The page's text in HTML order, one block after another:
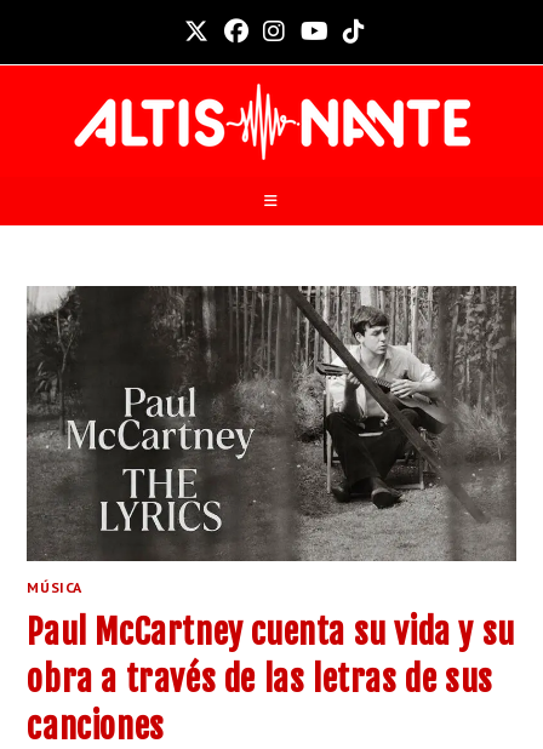
MÚSICA
Paul McCartney cuenta su vida y su
obra a través de las letras de sus
canciones